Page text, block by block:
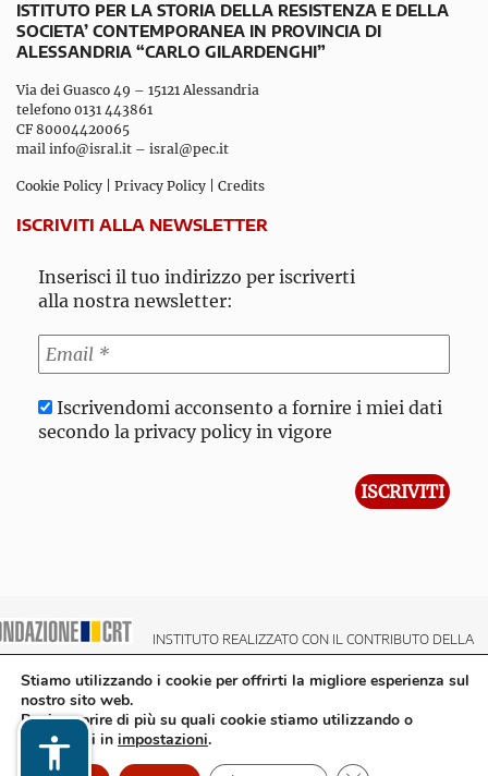
ISTITUTO PER LA STORIA DELLA RESISTENZA E DELLA
SOCIETA’ CONTEMPORANEA IN PROVINCIA DI
ALESSANDRIA “CARLO GILARDENGHI”
Via dei Guasco 49 – 15121 Alessandria
telefono 0131 443861
CF 80004420065
mail info@isral.it – isral@pec.it
Cookie Policy Privacy Policy Credits
ISCRIVITI ALLA NEWSLETTER
Inserisci il tuo indirizzo per iscriverti
alla nostra newsletter:
Iscrivendomi acconsento a fornire i miei dati
secondo la privacy policy in vigore
INSTITUTO REALIZZATO CON IL CONTRIBUTO DELLA
Stiamo utilizzando i cookie per offrirti la migliore esperienza sul
nostro sito web.
Puoi scoprire di più su quali cookie stiamo utilizzando o
disattivarli in impostazioni.